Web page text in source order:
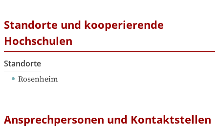
Standorte und kooperierende
Hochschulen
Standorte
Rosenheim
Ansprechpersonen und Kontaktstellen